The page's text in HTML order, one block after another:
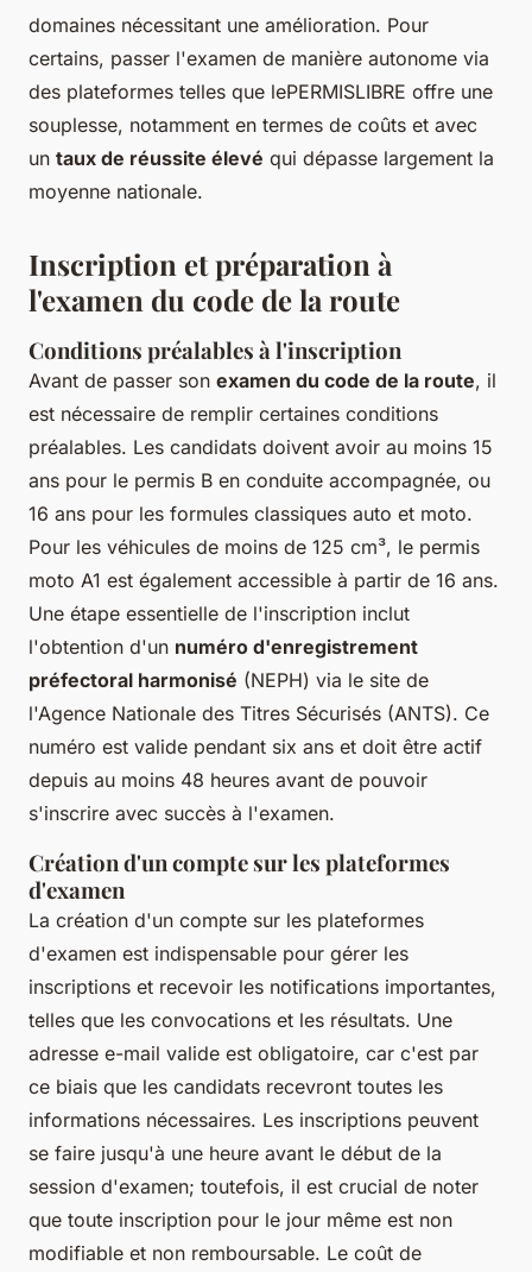
domaines nécessitant une amélioration. Pour
certains, passer l'examen de manière autonome via
des plateformes telles que lePERMISLIBRE offre une
souplesse, notamment en termes de coûts et avec
un taux de réussite élevé qui dépasse largement la
moyenne nationale.
Inscription et préparation à
l'examen du code de la route
Conditions préalables à l'inscription
Avant de passer son examen du code de la route, il
est nécessaire de remplir certaines conditions
préalables. Les candidats doivent avoir au moins 15
ans pour le permis B en conduite accompagnée, ou
16 ans pour les formules classiques auto et moto.
Pour les véhicules de moins de 125 cm³, le permis
moto A1 est également accessible à partir de 16 ans.
Une étape essentielle de l'inscription inclut
l'obtention d'un numéro d'enregistrement
préfectoral harmonisé (NEPH) via le site de
l'Agence Nationale des Titres Sécurisés (ANTS). Ce
numéro est valide pendant six ans et doit être actif
depuis au moins 48 heures avant de pouvoir
s'inscrire avec succès à l'examen.
Création d'un compte sur les plateformes
d'examen
La création d'un compte sur les plateformes
d'examen est indispensable pour gérer les
inscriptions et recevoir les notifications importantes,
telles que les convocations et les résultats. Une
adresse e-mail valide est obligatoire, car c'est par
ce biais que les candidats recevront toutes les
informations nécessaires. Les inscriptions peuvent
se faire jusqu'à une heure avant le début de la
session d'examen; toutefois, il est crucial de noter
que toute inscription pour le jour même est non
modifiable et non remboursable. Le coût de